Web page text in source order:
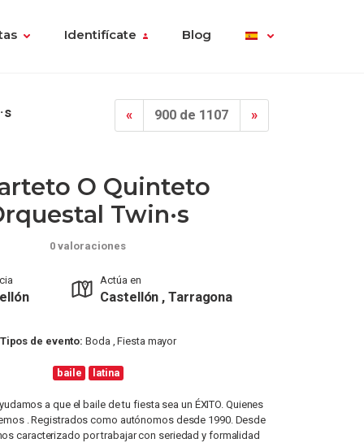
Identifícate Blog
« 900 de 1107 »
O Quinteto
Twin·s
0 valoraciones
Actúa en
Castellón , Tarragona
Tipos de evento: Boda , Fiesta mayor
baile latina
a que el baile de tu fiesta sea un ÉXITO. Quienes
. Registrados como autónomos desde 1990. Desde
caracterizado por trabajar con seriedad y formalidad